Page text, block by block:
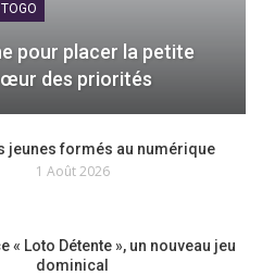
TOGO
pour placer la petite
des priorités
jeunes formés au numérique
1 Août 2026
« Loto Détente », un nouveau jeu
dominical